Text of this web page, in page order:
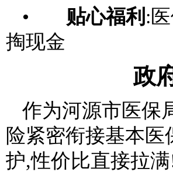
• 贴心福利 :
掏现金
政
作为河源市医保
险紧密衔接基本
护,性价比直接拉